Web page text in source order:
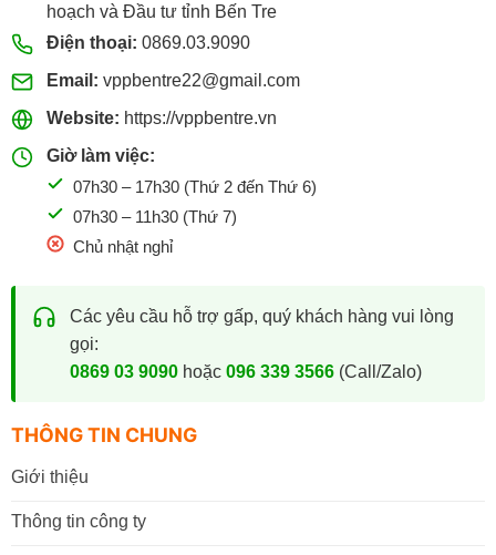
hoạch và Đầu tư tỉnh Bến Tre
Điện thoại: 0869.03.9090
Email: vppbentre22@gmail.com
Website: https://vppbentre.vn
Giờ làm việc:
07h30 – 17h30 (Thứ 2 đến Thứ 6)
07h30 – 11h30 (Thứ 7)
Chủ nhật nghỉ
Các yêu cầu hỗ trợ gấp, quý khách hàng vui lòng
gọi:
0869 03 9090hoặc 096 339 3566(Call/Zalo)
THÔNG TIN CHUNG
Giới thiệu
Thông tin công ty